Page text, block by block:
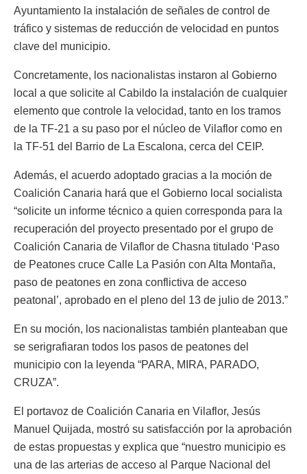
Ayuntamiento la instalación de señales de control de
tráfico y sistemas de reducción de velocidad en puntos
clave del municipio.
Concretamente, los nacionalistas instaron al Gobierno
local a que solicite al Cabildo la instalación de cualquier
elemento que controle la velocidad, tanto en los tramos
de la TF-21 a su paso por el núcleo de Vilaflor como en
la TF-51 del Barrio de La Escalona, cerca del CEIP.
Además, el acuerdo adoptado gracias a la moción de
Coalición Canaria hará que el Gobierno local socialista
“solicite un informe técnico a quien corresponda para la
recuperación del proyecto presentado por el grupo de
Coalición Canaria de Vilaflor de Chasna titulado ‘Paso
de Peatones cruce Calle La Pasión con Alta Montaña,
paso de peatones en zona conflictiva de acceso
peatonal’, aprobado en el pleno del 13 de julio de 2013.”
En su moción, los nacionalistas también planteaban que
se serigrafiaran todos los pasos de peatones del
municipio con la leyenda “PARA, MIRA, PARADO,
CRUZA”.
El portavoz de Coalición Canaria en Vilaflor, Jesús
Manuel Quijada, mostró su satisfacción por la aprobación
de estas propuestas y explica que “nuestro municipio es
una de las arterias de acceso al Parque Nacional del